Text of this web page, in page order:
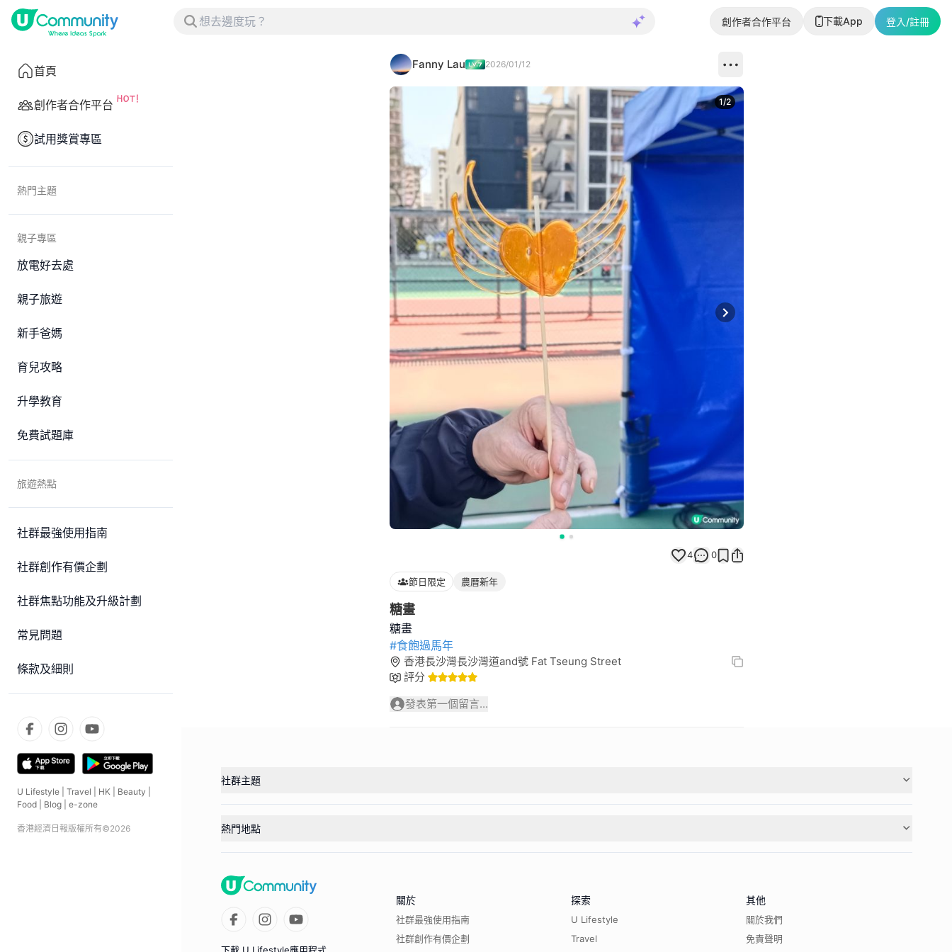
創作者合作平台 下載App 登入/註冊
首頁
創作者合作平台
試用獎賞專區
熱門主題
親子專區
放電好去處
親子旅遊
新手爸媽
育兒攻略
升學教育
免費試題庫
旅遊熱點
社群最強使用指南
社群創作有價企劃
社群焦點功能及升級計劃
常見問題
條款及細則
U Lifestyle Travel HK Beauty
Food
Blog e-zone
香港經濟日報版權所有©2026
Fanny Lau 2026/01/12
Next slide
1/2
4 0
節日限定 農曆新年
糖畫
#食飽過馬年
香港長沙灣長沙灣道and號 Fat Tseung Street
評分
發表第一個留言...
社群主題
熱門地點
下載 U Lifestyle應用程式
關於
社群最強使用指南
社群創作有價企劃
探索
U Lifestyle
Travel
其他
關於我們
免責聲明